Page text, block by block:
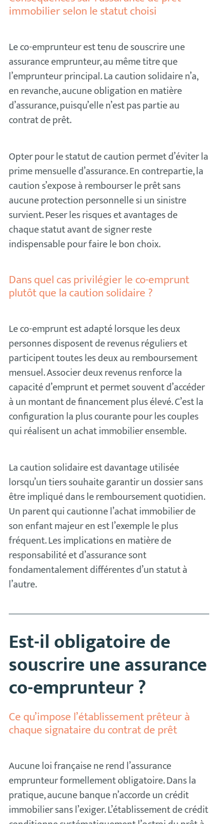
immobilier selon le statut choisi
Le co-emprunteur est tenu de souscrire une
assurance emprunteur, au même titre que
l’emprunteur principal. La caution solidaire n’a,
en revanche, aucune obligation en matière
d’assurance, puisqu’elle n’est pas partie au
contrat de prêt.
Opter pour le statut de caution permet d’éviter la
prime mensuelle d’assurance. En contrepartie, la
caution s’expose à rembourser le prêt sans
aucune protection personnelle si un sinistre
survient. Peser les risques et avantages de
chaque statut avant de signer reste
indispensable pour faire le bon choix.
Dans quel cas privilégier le co-emprunt
plutôt que la caution solidaire ?
Le co-emprunt est adapté lorsque les deux
personnes disposent de revenus réguliers et
participent toutes les deux au remboursement
mensuel. Associer deux revenus renforce la
capacité d’emprunt et permet souvent d’accéder
à un montant de financement plus élevé. C’est la
configuration la plus courante pour les couples
qui réalisent un achat immobilier ensemble.
La caution solidaire est davantage utilisée
lorsqu’un tiers souhaite garantir un dossier sans
être impliqué dans le remboursement quotidien.
Un parent qui cautionne l’achat immobilier de
son enfant majeur en est l’exemple le plus
fréquent. Les implications en matière de
responsabilité et d’assurance sont
fondamentalement différentes d’un statut à
l’autre.
Est-il obligatoire de
souscrire une assurance
co-emprunteur ?
Ce qu’impose l’établissement prêteur à
chaque signataire du contrat de prêt
Aucune loi française ne rend l’assurance
emprunteur formellement obligatoire. Dans la
pratique, aucune banque n’accorde un crédit
immobilier sans l’exiger. L’établissement de crédit